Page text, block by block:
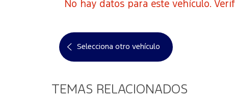
No hay datos para este vehículo.
Selecciona otro vehículo
TEMAS RELACIONADOS